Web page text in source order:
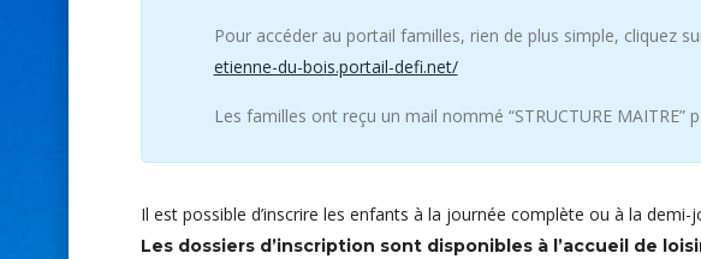
Pour accéder au portail familles, rien de plus simple, cliquez
etienne-du-bois.portail-defi.net/
Les familles ont reçu un mail nommé “STRUCTURE MAITRE”
Il est possible d’inscrire les enfants à la journée complète ou à la demi-
Les dossiers d’inscription sont disponibles à l’accueil de